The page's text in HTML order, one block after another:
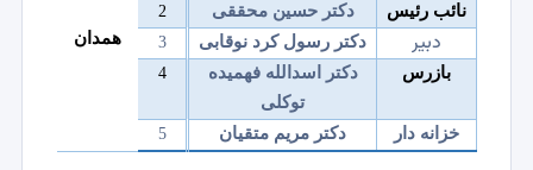
همدان
نائب رئیس دکتر حسین محققی 2
دبیر دکتر رسول کرد نوقابی 3
بازرس
دکتر اسدالله فهمیده
توکلی
4
خزانه دار دکتر مریم متقیان 5